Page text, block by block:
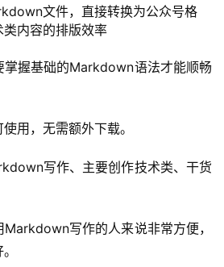
文件，直接转换为公众号格
内容的排版效率
掌握基础的Markdown语法才能顺畅
用，无需额外下载。
写作、主要创作技术类、干货
Markdown写作的人来说非常方便，